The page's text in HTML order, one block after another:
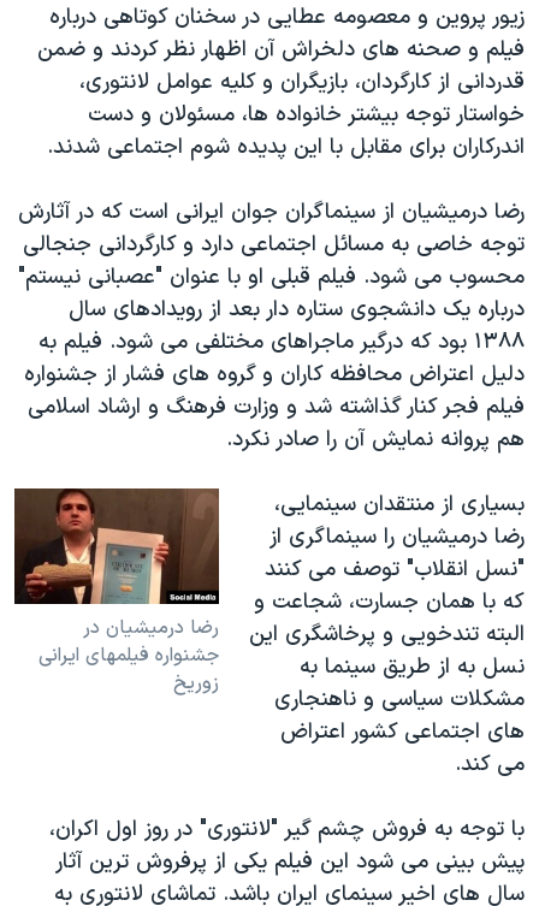
زیور پروین و معصومه عطایی در سخنان کوتاهی درباره
فیلم و صحنه های دلخراش آن اظهار نظر کردند و ضمن
قدردانی از کارگردان، بازیگران و کلیه عوامل لانتوری،
خواستار توجه بیشتر خانواده ها، مسئولان و دست
اندرکاران برای مقابل با این پدیده شوم اجتماعی شدند.
رضا درمیشیان از سینماگران جوان ایرانی است که در آثارش
توجه خاصی به مسائل اجتماعی دارد و کارگردانی جنجالی
محسوب می شود. فیلم قبلی او با عنوان "عصبانی نیستم"
درباره یک دانشجوی ستاره دار بعد از رویدادهای سال
۱۳۸۸ بود که درگیر ماجراهای مختلفی می شود. فیلم به
دلیل اعتراض محافظه کاران و گروه های فشار از جشنواره
فیلم فجر کنار گذاشته شد و وزارت فرهنگ و ارشاد اسلامی
هم پروانه نمایش آن را صادر نکرد.
رضا درمیشیان در
جشنواره فیلمهای ایرانی
زوریخ
بسیاری از منتقدان سینمایی،
رضا درمیشیان را سینماگری از
"نسل انقلاب" توصف می کنند
که با همان جسارت، شجاعت و
البته تندخویی و پرخاشگری این
نسل به از طریق سینما به
مشکلات سیاسی و ناهنجاری
های اجتماعی کشور اعتراض
می کند.
با توجه به فروش چشم گیر "لانتوری" در روز اول اکران،
پیش بینی می شود این فیلم یکی از پرفروش ترین آثار
سال های اخیر سینمای ایران باشد. تماشای لانتوری به